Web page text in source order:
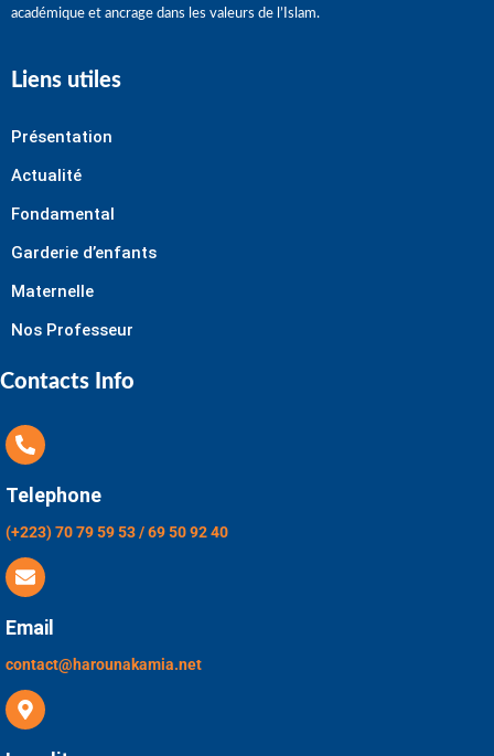
académique et ancrage dans les valeurs de l’Islam.
Liens utiles
Présentation
Actualité
Fondamental
Garderie d’enfants
Maternelle
Nos Professeur
Contacts Info
Telephone
(+223) 70 79 59 53 / 69 50 92 40
Email
contact@harounakamia.net